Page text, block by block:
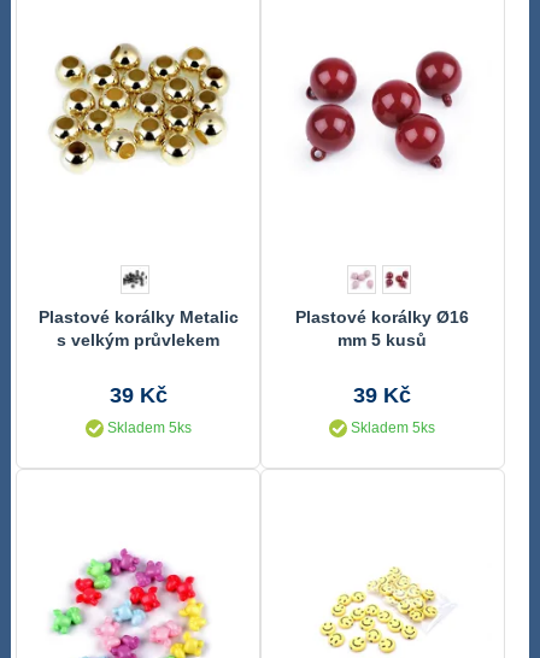
Plastové korálky Metalic
s velkým průvlekem
39 Kč
Skladem 5ks
Plastové korálky Ø16
mm 5 kusů
39 Kč
Skladem 5ks